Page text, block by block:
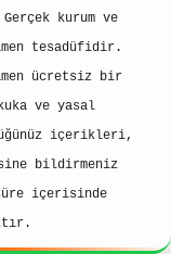
kurum ve
tesadüfidir.
ücretsiz bir
ve yasal
içerikleri,
bildirmeniz
içerisinde